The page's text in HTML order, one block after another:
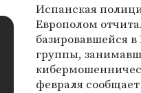
Испанская
Европолом
базировавшейся
группы,
февраля сообщает